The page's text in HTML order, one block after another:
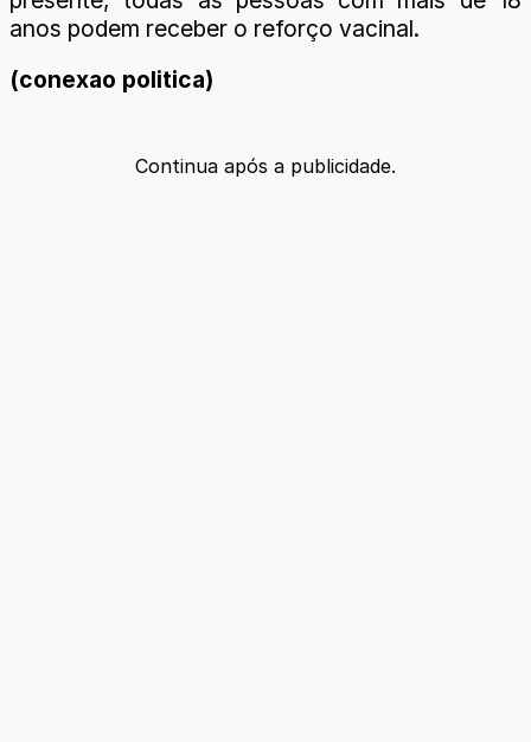
anos podem receber o reforço vacinal.
(conexao politica)
Continua após a publicidade.